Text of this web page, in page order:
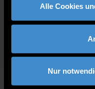
Alle Cookies
Nur